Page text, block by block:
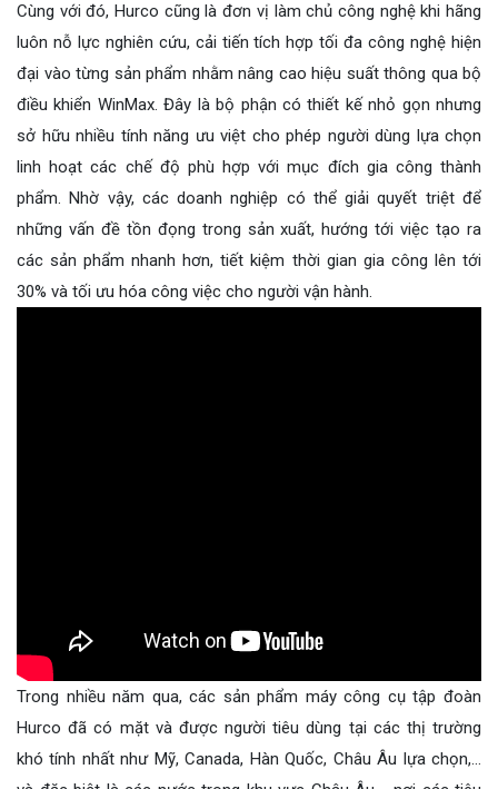
Cùng với đó, Hurco cũng là đơn vị làm chủ công nghệ khi hãng
luôn nỗ lực nghiên cứu, cải tiến tích hợp tối đa công nghệ hiện
đại vào từng sản phẩm nhằm nâng cao hiệu suất thông qua bộ
điều khiển WinMax. Đây là bộ phận có thiết kế nhỏ gọn nhưng
sở hữu nhiều tính năng ưu việt cho phép người dùng lựa chọn
linh hoạt các chế độ phù hợp với mục đích gia công thành
phẩm. Nhờ vậy, các doanh nghiệp có thể giải quyết triệt để
những vấn đề tồn đọng trong sản xuất, hướng tới việc tạo ra
các sản phẩm nhanh hơn, tiết kiệm thời gian gia công lên tới
30% và tối ưu hóa công việc cho người vận hành.
Trong nhiều năm qua, các sản phẩm máy công cụ tập đoàn
Hurco đã có mặt và được người tiêu dùng tại các thị trường
khó tính nhất như Mỹ, Canada, Hàn Quốc, Châu Âu lựa chọn,…